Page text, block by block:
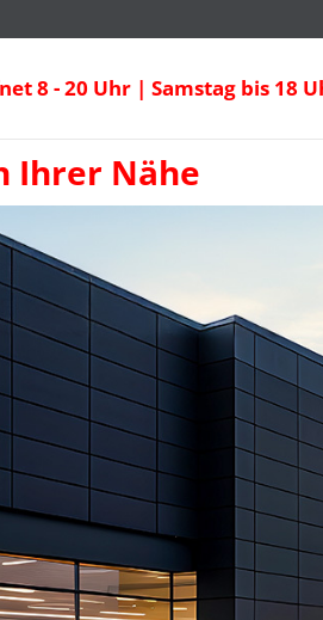
8 - 20 Uhr | Samstag bis 18
Ihrer Nähe